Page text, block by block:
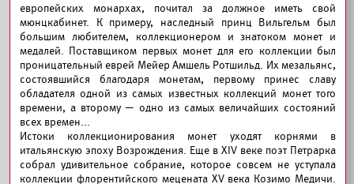
европейских монархах, почитал за должное иметь свой
мюнцкабинет. К примеру, наследный принц Вильгельм был
большим любителем, коллекционером и знатоком монет и
медалей. Поставщиком первых монет для его коллекции был
проницательный еврей Мейер Амшель Ротшильд. Их мезальянс,
состоявшийся благодаря монетам, первому принес славу
обладателя одной из самых известных коллекций монет того
времени, а второму — одно из самых величайших состояний
всех времен...
Истоки коллекционирования монет уходят корнями в
итальянскую эпоху Возрождения. Еще в XIV веке поэт Петрарка
собрал удивительное собрание, которое совсем не уступала
коллекции флорентийского мецената XV века Козимо Медичи.